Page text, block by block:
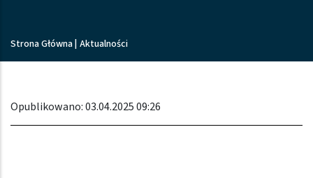
Ścieżka nawigacyjna
Strona Główna Aktualności
Opublikowano: 03.04.2025 09:26